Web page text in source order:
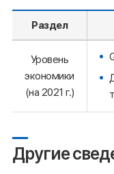
Раздел
Уровень
экономики
(на 2021 г.)
Другие